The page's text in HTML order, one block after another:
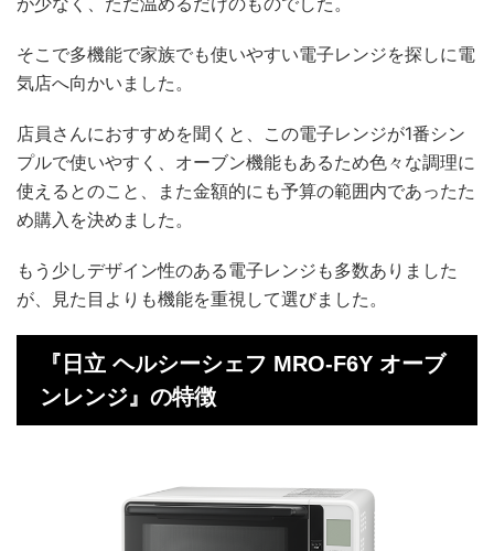
そこで多機能で家族でも使いやすい電子レンジを探しに電
気店へ向かいました。
店員さんにおすすめを聞くと、この電子レンジが1番シン
プルで使いやすく、オーブン機能もあるため色々な調理に
使えるとのこと、また金額的にも予算の範囲内であったた
め購入を決めました。
もう少しデザイン性のある電子レンジも多数ありました
が、見た目よりも機能を重視して選びました。
『日立 ヘルシーシェフ MRO-F6Y オーブ
ンレンジ』の特徴